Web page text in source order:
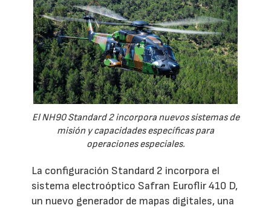
El NH90 Standard 2 incorpora nuevos sistemas de
misión y capacidades específicas para
operaciones especiales.
La configuración Standard 2 incorpora el
sistema electroóptico Safran Euroflir 410 D,
un nuevo generador de mapas digitales, una